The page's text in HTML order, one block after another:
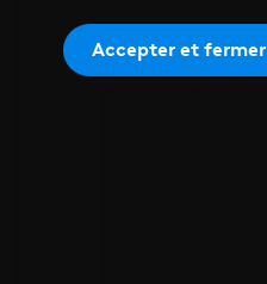
Accepter et fermer